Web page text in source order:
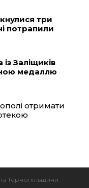
три
потрапили
Заліщиків
медаллю
отримати
Тернопільщини